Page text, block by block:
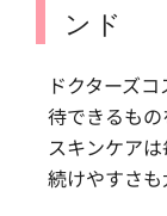
ンド
ドクターズ
待できるもの
スキンケア
続けやすさも